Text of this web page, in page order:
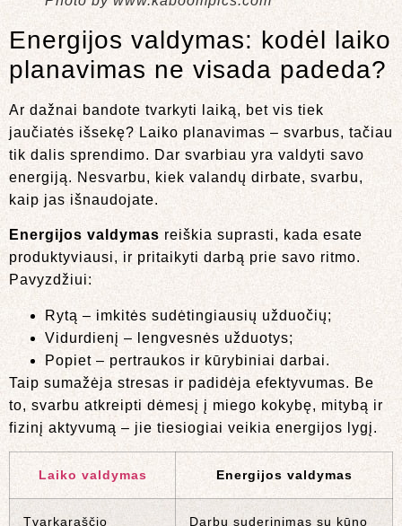
Energijos valdymas: kodėl laiko
planavimas ne visada padeda?
Ar dažnai bandote tvarkyti laiką, bet vis tiek
jaučiatės išsekę? Laiko planavimas – svarbus, tačiau
tik dalis sprendimo. Dar svarbiau yra valdyti savo
energiją. Nesvarbu, kiek valandų dirbate, svarbu,
kaip jas išnaudojate.
Energijos valdymas reiškia suprasti, kada esate
produktyviausi, ir pritaikyti darbą prie savo ritmo.
Pavyzdžiui:
Rytą – imkitės sudėtingiausių užduočių;
Vidurdienį – lengvesnės užduotys;
Popiet – pertraukos ir kūrybiniai darbai.
Taip sumažėja stresas ir padidėja efektyvumas. Be
to, svarbu atkreipti dėmesį į miego kokybę, mitybą ir
fizinį aktyvumą – jie tiesiogiai veikia energijos lygį.
Laiko valdymas Energijos valdymas
Tvarkaraščio Darbų suderinimas su kūno